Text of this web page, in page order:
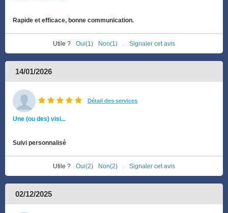
Rapide et efficace, bonne communication.
Utile ? Oui(1) Non(1) Signaler cet avis
14/01/2026
Détail des services
Une (ou des) visi...
Suivi personnalisé
Utile ? Oui(2) Non(2) Signaler cet avis
02/12/2025